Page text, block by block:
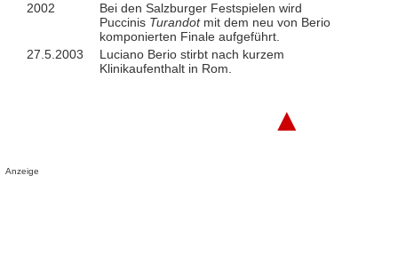
2002
Bei den Salzburger Festspielen wird
Puccinis Turandotmit dem neu von Berio
komponierten Finale aufgeführt.
27.5.2003
Luciano Berio stirbt nach kurzem
Klinikaufenthalt in Rom.
▲
Anzeige